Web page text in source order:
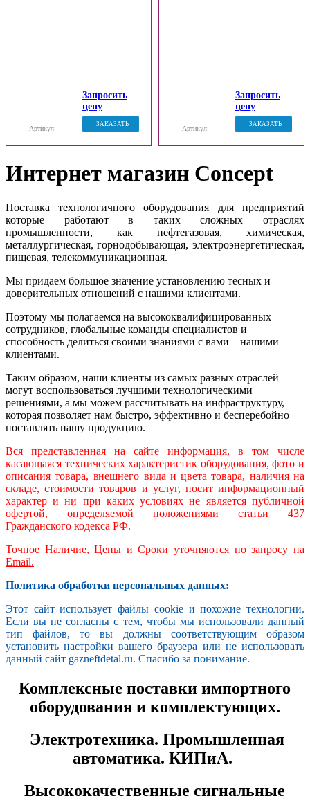
Артикул:
Запросить
цену
ЗАКАЗАТЬ
Артикул:
Запросить
цену
ЗАКАЗАТЬ
Интернет магазин Concept
Поставка технологичного оборудования для предприятий
которые работают в таких сложных отраслях
промышленности, как нефтегазовая, химическая,
металлургическая, горнодобывающая, электроэнергетическая,
пищевая, телекоммуникационная.
Мы придаем большое значение установлению тесных и
доверительных отношений с нашими клиентами.
Поэтому мы полагаемся на высококвалифицированных
сотрудников, глобальные команды специалистов и
способность делиться своими знаниями с вами – нашими
клиентами.
Таким образом, наши клиенты из самых разных отраслей
могут воспользоваться лучшими технологическими
решениями, а мы можем рассчитывать на инфраструктуру,
которая позволяет нам быстро, эффективно и бесперебойно
поставлять нашу продукцию.
Вся представленная на сайте информация, в том числе
касающаяся технических характеристик оборудования, фото и
описания товара, внешнего вида и цвета товара, наличия на
складе, стоимости товаров и услуг, носит информационный
характер и ни при каких условиях не является публичной
офертой, определяемой положениями статьи 437
Гражданского кодекса РФ.
Точное Наличие, Цены и Сроки уточняются по запросу на
Email.
Политика обработки персональных данных:
Этот сайт использует файлы cookie и похожие технологии.
Если вы не согласны с тем, чтобы мы использовали данный
тип файлов, то вы должны соответствующим образом
установить настройки вашего браузера или не использовать
данный сайт gazneftdetal.ru. Спасибо за понимание.
Комплексные поставки импортного
оборудования и комплектующих.
Электротехника. Промышленная
автоматика. КИПиА.
Высококачественные сигнальные